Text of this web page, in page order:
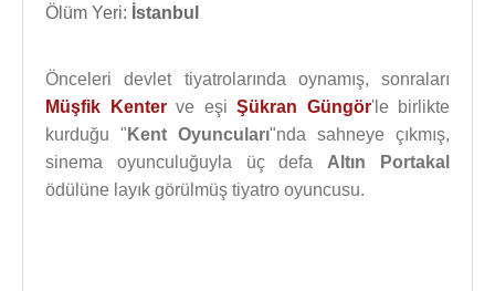
Ölüm Yeri: İstanbul
Önceleri devlet tiyatrolarında oynamış, sonraları
Müşfik Kenterve eşi Şükran Güngör'le birlikte
kurduğu " Kent Oyuncuları"nda sahneye çıkmış,
sinema oyunculuğuyla üç defa Altın Portakal
ödülüne layık görülmüş tiyatro oyuncusu.